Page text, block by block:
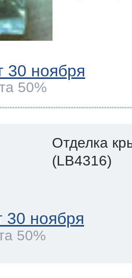
30 ноября
50%
Отделка
(LB4316)
30 ноября
50%